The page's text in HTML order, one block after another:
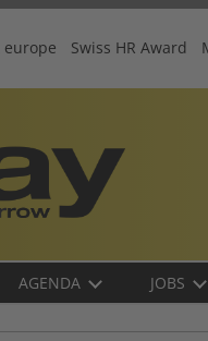
europe Swiss HR Award
AGENDA JOBS